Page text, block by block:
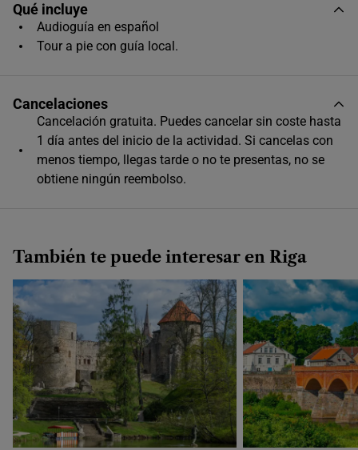
17
18
24
25 26 27 28
Horas disponibles (1)
11:00
Único horario disponible
Qué incluye
Audioguía en español
Tour a pie con guía local.
Cancelaciones
Cancelación gratuita. Puedes cancelar sin coste hasta
1 día antes del inicio de la actividad. Si cancelas con
menos tiempo, llegas tarde o no te presentas, no se
obtiene ningún reembolso.
También te puede interesar en Riga